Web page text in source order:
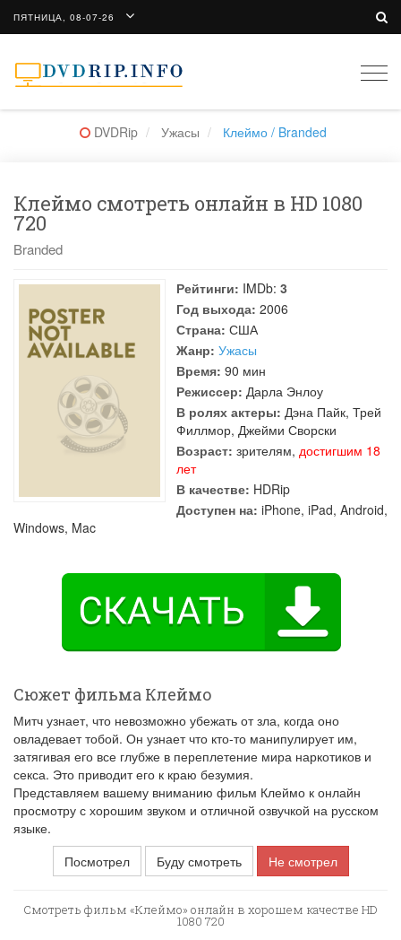
ПЯТНИЦА, 08-07-26
DVDRip Ужасы Клеймо / Branded
Клеймо смотреть онлайн в HD 1080
720
Branded
Рейтинги: IMDb: 3
Год выхода: 2006
Страна: США
Жанр: Ужасы
Время: 90 мин
Режиссер: Дарла Энлоу
В ролях актеры: Дэна Пайк, Трей
Филлмор, Джейми Сворски
Возраст: зрителям, достигшим 18
лет
В качестве: HDRip
Доступен на: iPhone, iPad, Android,
Windows, Mac
Сюжет фильма Клеймо
Митч узнает, что невозможно убежать от зла, когда оно
овладевает тобой. Он узнает что кто-то манипулирует им,
затягивая его все глубже в переплетение мира наркотиков и
секса. Это приводит его к краю безумия.
Представляем вашему вниманию фильм Клеймо к онлайн
просмотру с хорошим звуком и отличной озвучкой на русском
языке.
Посмотрел
Буду смотреть Не смотрел
Смотреть фильм «Клеймо» онлайн в хорошем качестве HD
1080 720